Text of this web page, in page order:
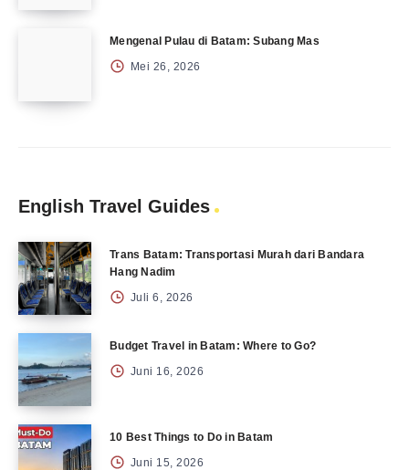
Mengenal Pulau di Batam: Subang Mas
Mei 26, 2026
English Travel Guides
Trans Batam: Transportasi Murah dari Bandara
Hang Nadim
Juli 6, 2026
Budget Travel in Batam: Where to Go?
Juni 16, 2026
10 Best Things to Do in Batam
Juni 15, 2026